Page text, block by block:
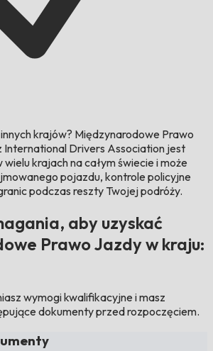
krajów? Międzynarodowe Prawo
International Drivers Association jest
krajach na całym świecie i może
pojazdu, kontrole policyjne
podczas reszty Twojej podróży.
aby uzyskać
Prawo Jazdy w kraju:
wymogi kwalifikacyjne i masz
dokumenty przed rozpoczęciem.